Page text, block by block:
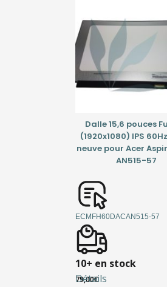
Détails
Dalle 15,6 pouces
(1920x1080) IPS
neuve pour Acer
AN515-57
ECMFH60DACAN515-57
10+ en stock
79,00€